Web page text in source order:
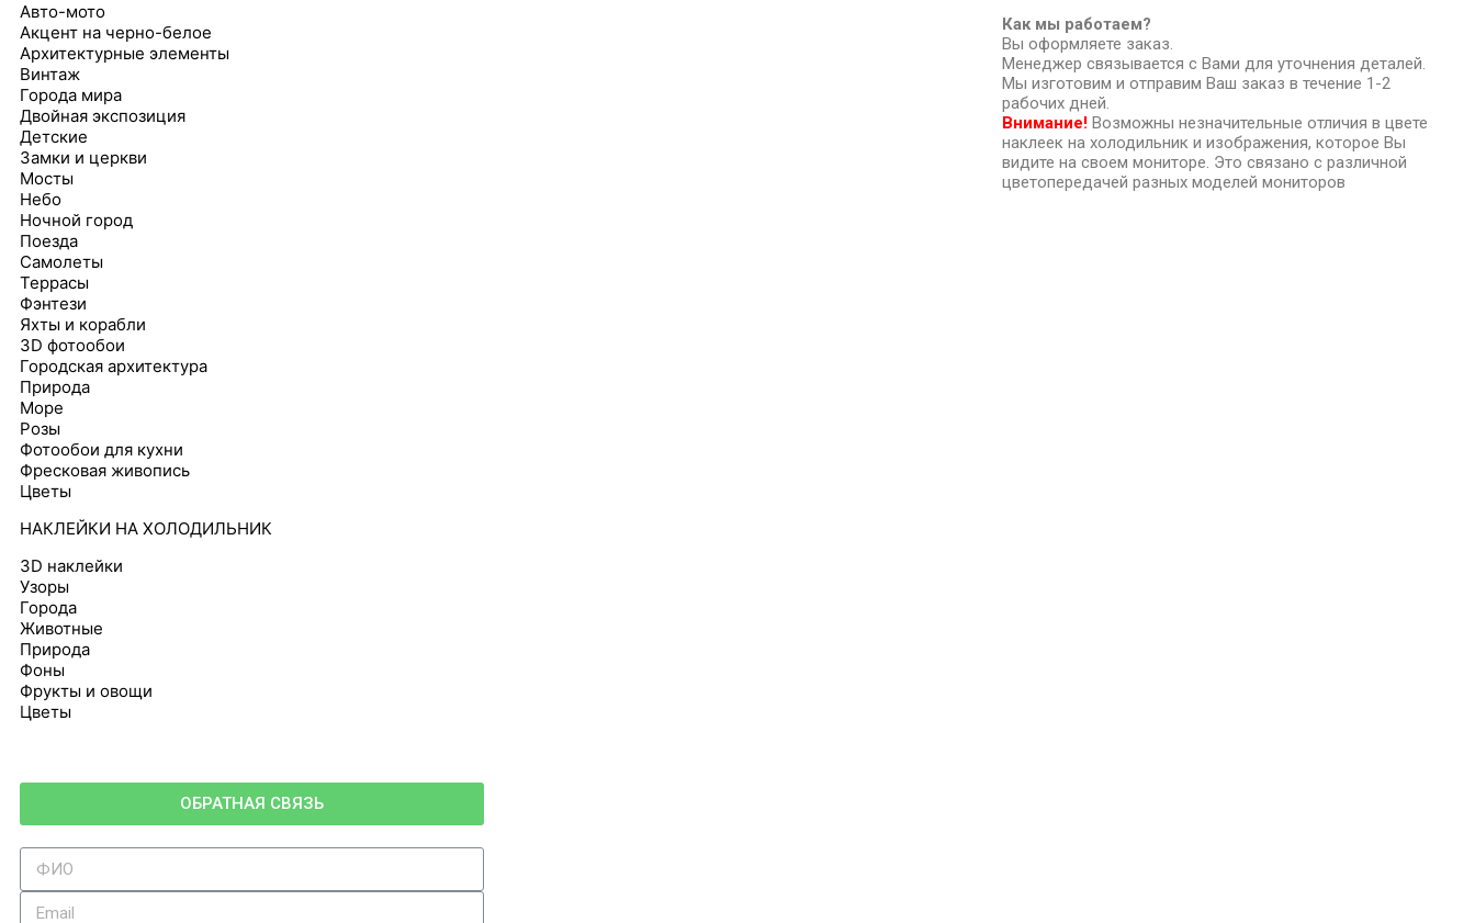
Авто-мото
Акцент на черно-белое
Архитектурные элементы
Винтаж
Города мира
Двойная экспозиция
Детские
Замки и церкви
Мосты
Небо
Ночной город
Поезда
Самолеты
Террасы
Фэнтези
Яхты и корабли
3D фотообои
Городская архитектура
Природа
Море
Розы
Фотообои для кухни
Фресковая живопись
Цветы
НАКЛЕЙКИ НА ХОЛОДИЛЬНИК
3D наклейки
Узоры
Города
Животные
Природа
Фоны
Фрукты и овощи
Цветы
ОБРАТНАЯ СВЯЗЬ
Как мы работаем?
Вы оформляете заказ.
Менеджер связывается с Вами для уточнения деталей.
Мы изготовим и отправим Ваш заказ в течение 1-2
рабочих дней.
Внимание! Возможны незначительные отличия в цвете
наклеек на холодильник и изображения, которое Вы
видите на своем мониторе. Это связано с различной
цветопередачей разных моделей мониторов